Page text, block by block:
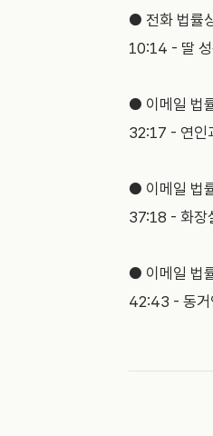
● 전화 법률
10:14 - 딸 성
● 이메일 법
32:17 - 연인
● 이메일 법
37:18 - 화장
● 이메일 법
42:43 - 동거